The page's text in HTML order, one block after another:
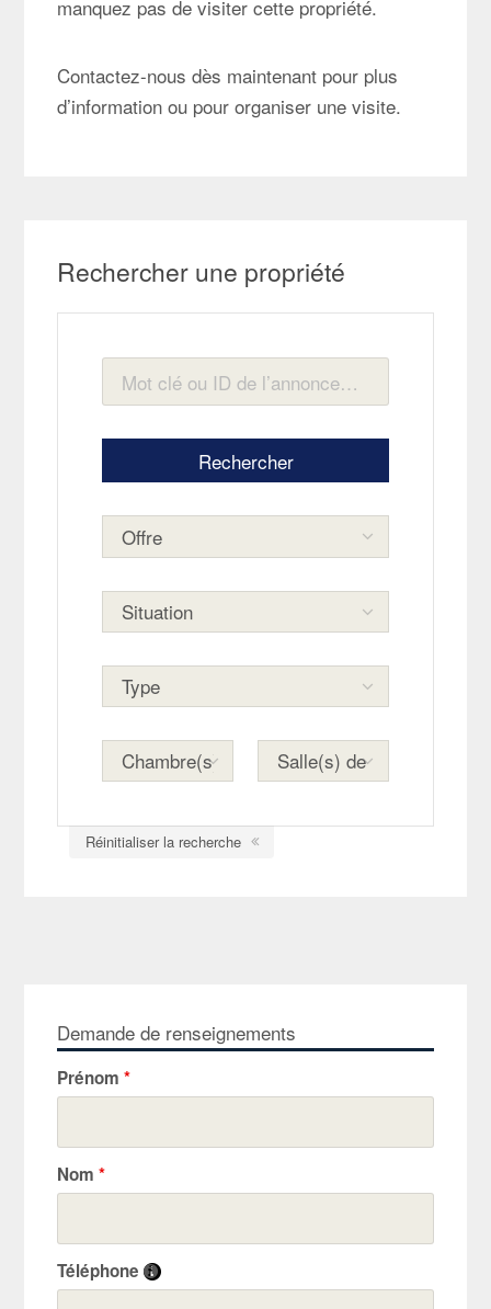
manquez pas de visiter cette propriété.
Contactez-nous dès maintenant pour plus
d’information ou pour organiser une visite.
Rechercher une propriété
Réinitialiser la recherche
Demande de renseignements
Prénom*
Nom*
Téléphone